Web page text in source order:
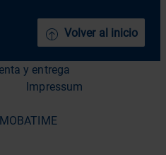
Volver al inicio
y entrega
Impressum